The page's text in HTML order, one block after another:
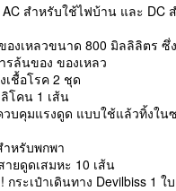
AC สำหรับใช้ไฟบ้าน และ DC
องเหลวขนาด 800 มิลลิลิตร
รล้นของ ของเหลว
เชื้อโรค 2 ชุด
โคน 1 เส้น
บคุมแรงดูด แบบใช้แล้วทิ้งใน
ำหรับพกพา
ยดูดเสมหะ 10 เส้น
กระเป๋าเดินทาง Devilbiss 1 ใบ